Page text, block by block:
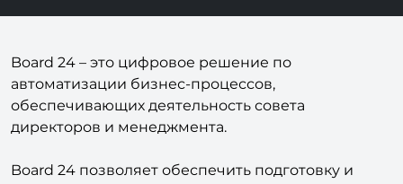
Board 24 – это цифровое решение по
автоматизации бизнес-процессов,
обеспечивающих деятельность совета
директоров и менеджмента.
Board 24 позволяет обеспечить подготовку и